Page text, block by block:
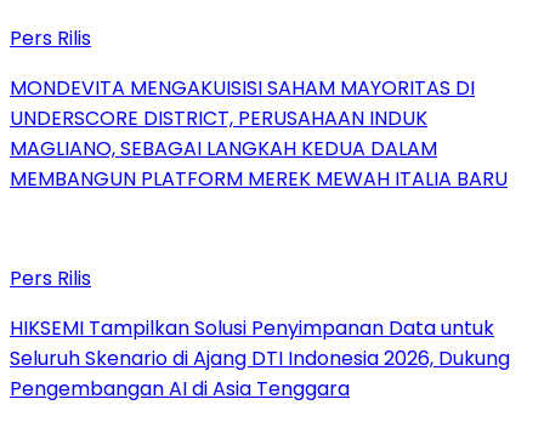
Pers Rilis
MONDEVITA MENGAKUISISI SAHAM MAYORITAS DI
UNDERSCORE DISTRICT, PERUSAHAAN INDUK
MAGLIANO, SEBAGAI LANGKAH KEDUA DALAM
MEMBANGUN PLATFORM MEREK MEWAH ITALIA BARU
Pers Rilis
HIKSEMI Tampilkan Solusi Penyimpanan Data untuk
Seluruh Skenario di Ajang DTI Indonesia 2026, Dukung
Pengembangan AI di Asia Tenggara